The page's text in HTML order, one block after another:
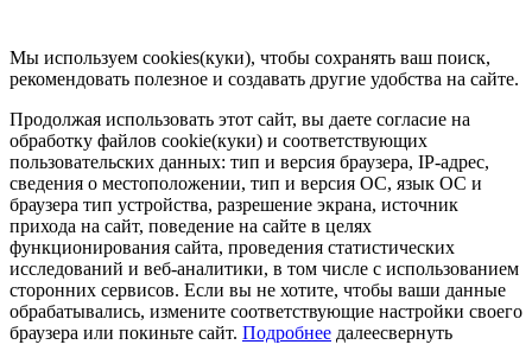
Мы используем cookies(куки), чтобы сохранять ваш поиск,
рекомендовать полезное и создавать другие удобства на сайте.
Продолжая использовать этот сайт, вы даете согласие на
обработку файлов cookie(куки) и соответствующих
пользовательских данных: тип и версия браузера, IP-адрес,
сведения о местоположении, тип и версия ОС, язык ОС и
браузера тип устройства, разрешение экрана, источник
прихода на сайт, поведение на сайте в целях
функционирования сайта, проведения статистических
исследований и веб-аналитики, в том числе с использованием
сторонних сервисов. Если вы не хотите, чтобы ваши данные
обрабатывались, измените соответствующие настройки своего
браузера или покиньте сайт. Подробнее далеесвернуть